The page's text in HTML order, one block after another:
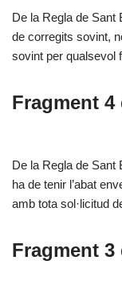
De la Regla de Sant
de corregits sovint,
sovint per qualsevol
Fragment 4
De la Regla de Sant
ha de tenir l’abat
amb tota sol·licitud
Fragment 3